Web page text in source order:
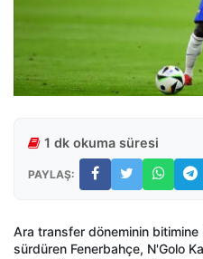
1 dk okuma süresi
PAYLAŞ:
Ara transfer döneminin bitimine
sürdüren Fenerbahçe, N'Golo